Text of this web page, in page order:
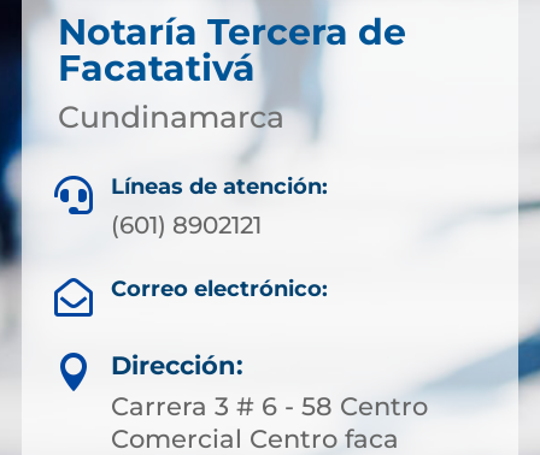
Notaría Tercera de
Facatativá
Cundinamarca
 Líneas de atención:
(601) 8902121
 Correo electrónico:

Dirección:
Carrera 3 # 6 - 58 Centro
Comercial Centro faca